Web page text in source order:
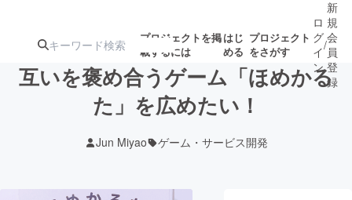
プロジェクトを掲
載するには
はじ
める
プロジェクト
をさがす
ターン
ジェクト
ロジェクト
ロ
グ
イ
ン
/
新
規
会
員
登
録
互いを褒め合うゲーム「ほめかる
た」を広めたい！
Jun Miyao ゲーム・サービス開発